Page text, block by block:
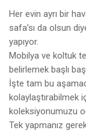
Her evin ayrı bir
safa’sı da olsun
yapıyor.
Mobilya ve koltuk
belirlemek başlı
İşte tam bu
kolaylaştırabilmek
koleksiyonumuzu
Tek yapmanız